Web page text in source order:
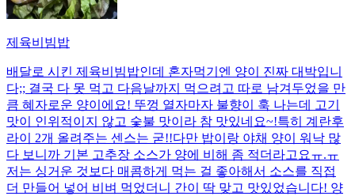
제육비빔밥
배달로 시킨 제육비빔밥인데 혼자먹기엔 양이 진짜 대박입니
다;; 결국 다 못 먹고 다음날까지 먹으려고 따로 남겨두었을 만
큼 혜자로운 양이에요! 뚜껑 열자마자 불향이 훅 나는데 고기
맛이 인위적이지 않고 숯불 맛이라 참 맛있네요~!특히 계란후
라이 2개 올려주는 센스는 굳!! ​다만 밥이랑 야채 양이 워낙 많
다 보니까 기본 고추장 소스가 양에 비해 좀 적더라고요ㅠ.ㅠ
저는 싱거운 것보다 매콤하게 먹는 걸 좋아해서 소스를 직접
더 만들어 넣어 비벼 먹었더니 간이 딱 맞고 맛있었습니다! 양